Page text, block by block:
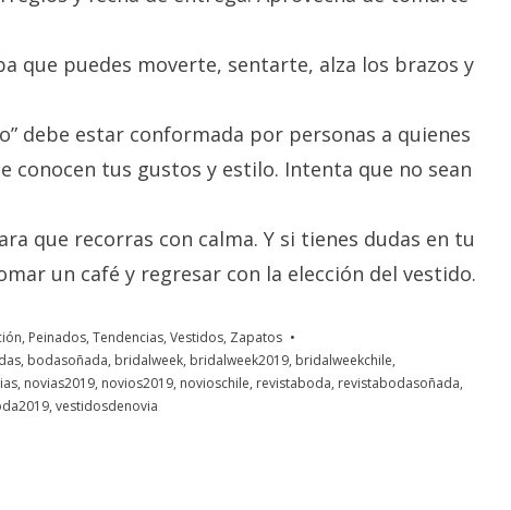
que puedes moverte, sentarte, alza los brazos y
debe estar conformada por personas a quienes
conocen tus gustos y estilo. Intenta que no sean
que recorras con calma. Y si tienes dudas en tu
un café y regresar con la elección del vestido.
, Peinados, Tendencias, Vestidos, Zapatos
, bodasoñada, bridalweek, bridalweek2019, bridalweekchile,
, novias2019, novios2019, novioschile, revistaboda, revistabodasoñada,
, vestidosdenovia